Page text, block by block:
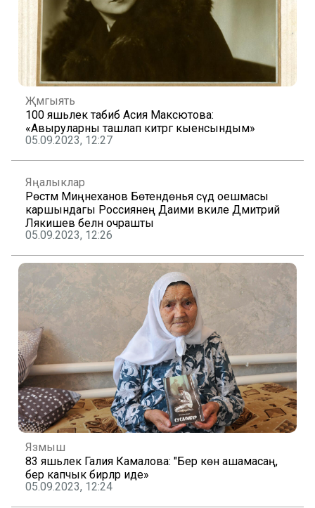
Җәмгыять
100 яшьлек табиб Асия Максютова:
«Авыруларны ташлап китәргә кыенсындым»
05.09.2023, 12:27
Яңалыклар
Рөстәм Миңнеханов Бөтендөнья сәүдә оешмасы
каршындагы Россиянең Даими вәкиле Дмитрий
Лякишев белән очрашты
05.09.2023, 12:26
Язмыш
83 яшьлек Галия Камалова: "Бер көн ашамасаң,
бер капчык бирәләр иде»
05.09.2023, 12:24